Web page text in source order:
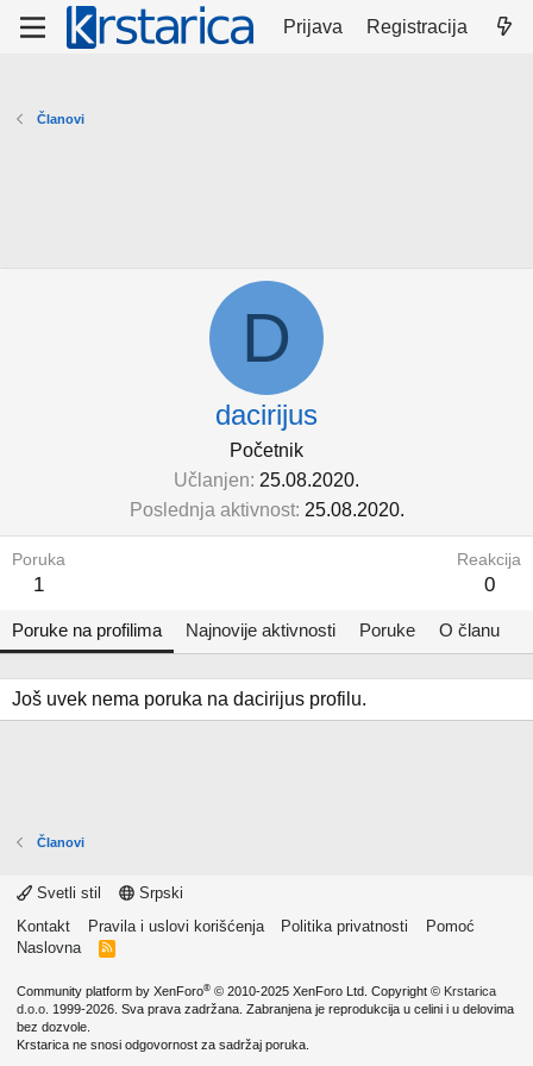
Prijava Registracija
Članovi
D
dacirijus
Početnik
Učlanjen 25.08.2020.
Poslednja aktivnost 25.08.2020.
Poruka
1
Reakcija
0
Poruke na profilima Najnovije aktivnosti Poruke O članu
Još uvek nema poruka na dacirijus profilu.
Članovi
Svetli stil
Srpski
Kontakt
Pravila i uslovi korišćenja Politika privatnosti
Pomoć
Naslovna
R
Community platform by XenForo® © 2010-2025 XenForo Ltd. Copyright © Krstarica
d.o.o. 1999-2026. Sva prava zadržana. Zabranjena je reprodukcija u celini i u delovima
bez dozvole.
Krstarica ne snosi odgovornost za sadržaj poruka.